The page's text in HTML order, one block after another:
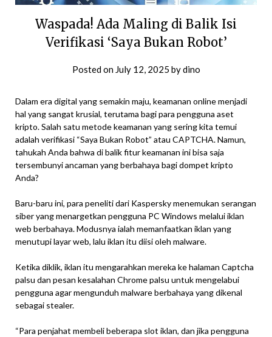
Waspada! Ada Maling di Balik Isi
Verifikasi ‘Saya Bukan Robot’
Posted on July 12, 2025 bydino
Dalam era digital yang semakin maju, keamanan online menjadi
hal yang sangat krusial, terutama bagi para pengguna aset
kripto. Salah satu metode keamanan yang sering kita temui
adalah verifikasi “Saya Bukan Robot” atau CAPTCHA. Namun,
tahukah Anda bahwa di balik fitur keamanan ini bisa saja
tersembunyi ancaman yang berbahaya bagi dompet kripto
Anda?
Baru-baru ini, para peneliti dari Kaspersky menemukan serangan
siber yang menargetkan pengguna PC Windows melalui iklan
web berbahaya. Modusnya ialah memanfaatkan iklan yang
menutupi layar web, lalu iklan itu diisi oleh malware.
Ketika diklik, iklan itu mengarahkan mereka ke halaman Captcha
palsu dan pesan kesalahan Chrome palsu untuk mengelabui
pengguna agar mengunduh malware berbahaya yang dikenal
sebagai stealer.
“Para penjahat membeli beberapa slot iklan, dan jika pengguna